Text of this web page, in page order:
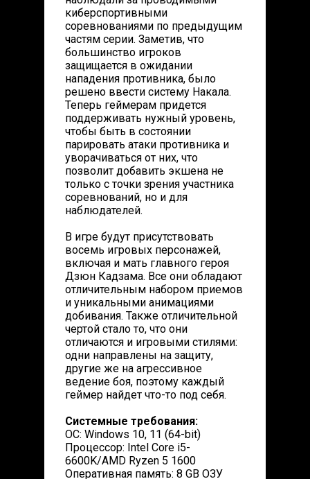
киберспортивными
соревнованиями по предыдущим
частям серии. Заметив, что
большинство игроков
защищается в ожидании
нападения противника, было
решено ввести систему Накала.
Теперь геймерам придется
поддерживать нужный уровень,
чтобы быть в состоянии
парировать атаки противника и
уворачиваться от них, что
позволит добавить экшена не
только с точки зрения участника
соревнований, но и для
наблюдателей.
В игре будут присутствовать
восемь игровых персонажей,
включая и мать главного героя
Дзюн Кадзама. Все они обладают
отличительным набором приемов
и уникальными анимациями
добивания. Также отличительной
чертой стало то, что они
отличаются и игровыми стилями:
одни направлены на защиту,
другие же на агрессивное
ведение боя, поэтому каждый
геймер найдет что-то под себя.
Системные требования:
ОС: Windows 10, 11 (64-bit)
Процессор: Intel Core i5-
6600K/AMD Ryzen 5 1600
Оперативная память: 8 GB ОЗУ